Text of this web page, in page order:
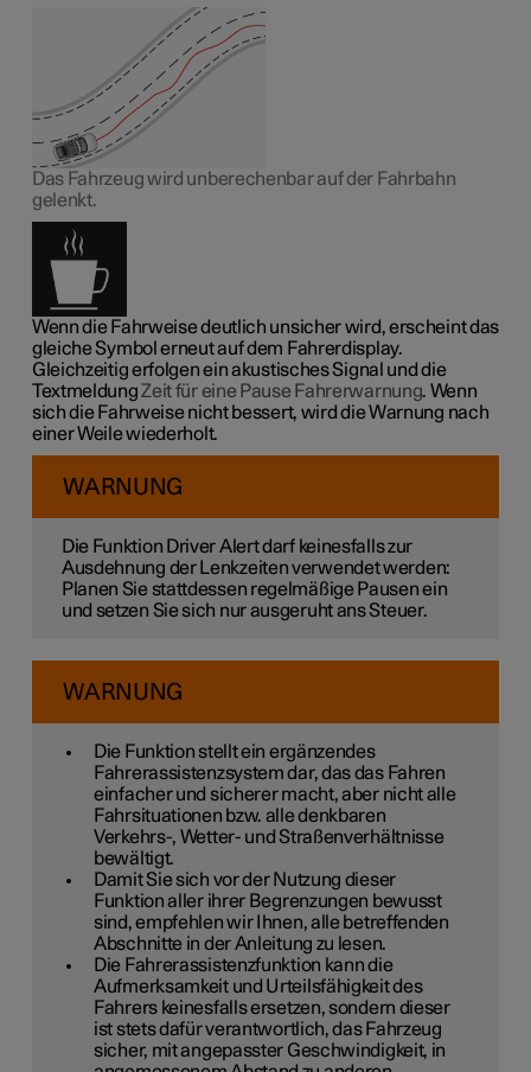
Das Fahrzeug wird unberechenbar auf der Fahrbahn
gelenkt.
Wenn die Fahrweise deutlich unsicher wird, erscheint das
gleiche Symbol erneut auf dem Fahrerdisplay.
Gleichzeitig erfolgen ein akustisches Signal und die
TextmeldungZeit für eine Pause Fahrerwarnung. Wenn
sich die Fahrweise nicht bessert, wird die Warnung nach
einer Weile wiederholt.
WARNUNG
Die Funktion Driver Alert darf keinesfalls zur
Ausdehnung der Lenkzeiten verwendet werden:
Planen Sie stattdessen regelmäßige Pausen ein
und setzen Sie sich nur ausgeruht ans Steuer.
WARNUNG
Die Funktion stellt ein ergänzendes
Fahrerassistenzsystem dar, das das Fahren
einfacher und sicherer macht, aber nicht alle
Fahrsituationen bzw. alle denkbaren
Verkehrs-, Wetter- und Straßenverhältnisse
bewältigt.
Damit Sie sich vor der Nutzung dieser
Funktion aller ihrer Begrenzungen bewusst
sind, empfehlen wir Ihnen, alle betreffenden
Abschnitte in der Anleitung zu lesen.
Die Fahrerassistenzfunktion kann die
Aufmerksamkeit und Urteilsfähigkeit des
Fahrers keinesfalls ersetzen, sondern dieser
ist stets dafür verantwortlich, das Fahrzeug
sicher, mit angepasster Geschwindigkeit, in